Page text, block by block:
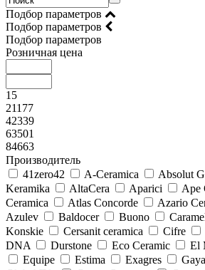
Подбор параметров
Подбор параметров
Подбор параметров
Розничная цена
15
21177
42339
63501
84663
Производитель
41zero42
A-Ceramica Absolut
Keramika
AltaCera Aparici Ape
Ceramica
Atlas Concorde Azario
Azulev
Baldocer Buono
Konskie
Cersanit ceramica Cifre
DNA
Durstone Eco Ceramic El
Equipe
Estima Exagres